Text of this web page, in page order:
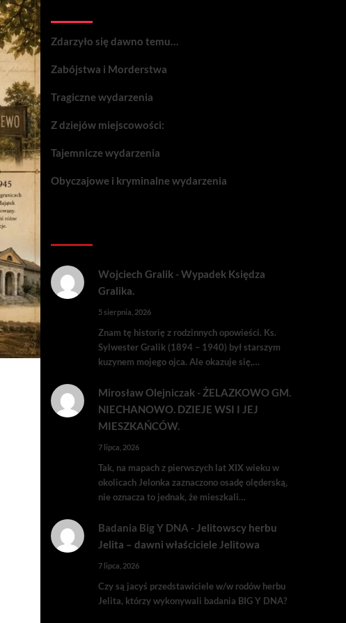
Zdarzyło się dawno temu…
Zabójstwa i Morderstwa
Tragiczne wydarzenia
Z dziejów miejscowości:
Tajemnicze wydarzenia
Obyczajowe i kryminalne wydarzenia
Wojciech Gralik-Wypadek Księdza
Gralika.
5 sierpnia, 2026
Znam tę historię z rodzinnych opowieści. Ks.
Sylwester Gralik (1894 – 1940) był starszym
kuzynem mojego ojca. Ale okazuje się,…
Mirosław Olejniczak- ŻELAZKOWO GM.
NIECHANOWO. DZIEJE WSI I JEJ
MIESZKAŃCÓW.
7 lipca, 2026
Tak, na mapach z pierwszych lat XIX wieku w
okolicach Jelonka zaznaczono osadę olęderską,
nie oznacza to jednak, że mieszkali…
Badania Big Y DNA - Jelitowscy herbu
Jelita – dawni właściciele Jelitowa
7 lipca, 2026
Czy są jacyś przedstawiciele w/w rodów herbu
Jelita, którzy wykonywali badania BIG Y DNA?